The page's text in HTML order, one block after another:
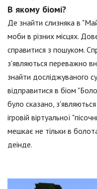
В якому біомі?
Де знайти слизняка в
моби в різних місцях.
справитися з пошуком.
з'являються переважно
знайти досліджуваного
відправитися в біом
було сказано,
ігровій віртуальної
мешкає не тільки в
деінде.